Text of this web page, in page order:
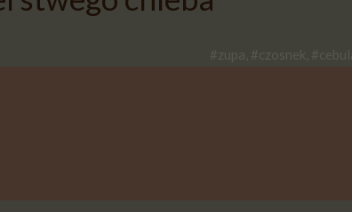
#zupa, #czosnek,